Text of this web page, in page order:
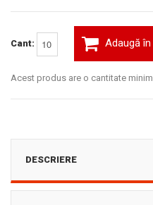
Cant: Adaugă
Acest produs are o cantitate
DESCRIERE